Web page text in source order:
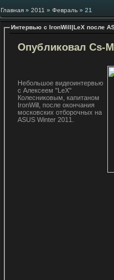
Главная » 2011 » Февраль » 21
Интервью с IronWill|LeX после
Опубликовал Cs-
Небольшое видеоинтервью
с Алексеем "LeX"
Колесниковым, капитаном
IronWill, после окончания
московских отборочных на
ASUS Winter 2011.